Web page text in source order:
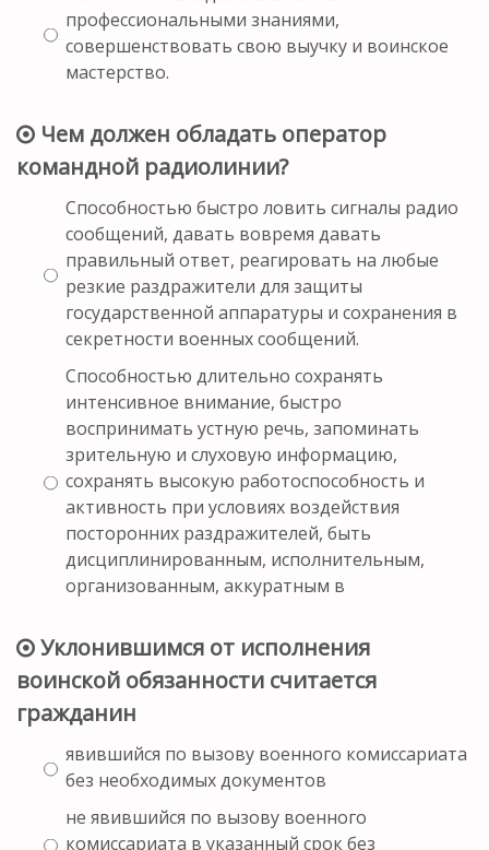
профессиональными знаниями,
совершенствовать свою выучку и воинское
мастерство.
Чем должен обладать оператор
командной радиолинии?
Способностью быстро ловить сигналы радио
сообщений, давать вовремя давать
правильный ответ, реагировать на любые
резкие раздражители для защиты
государственной аппаратуры и сохранения в
секретности военных сообщений.
Способностью длительно сохранять
интенсивное внимание, быстро
воспринимать устную речь, запоминать
зрительную и слуховую информацию,
сохранять высокую работоспособность и
активность при условиях воздействия
посторонних раздражителей, быть
дисциплинированным, исполнительным,
организованным, аккуратным в
Уклонившимся от исполнения
воинской обязанности считается
гражданин
явившийся по вызову военного комиссариата
без необходимых документов
не явившийся по вызову военного
комиссариата в указанный срок без